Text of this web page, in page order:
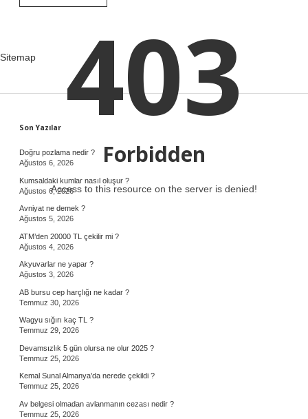
Yaşındaki
Okumalı
Sitemap
Sidebar
Son Yazılar
Doğru pozlama nedir ?
Ağustos 6, 2026
Kumsaldaki kumlar nasıl oluşur ?
Ağustos 6, 2026
Avniyat ne demek ?
Ağustos 5, 2026
ATM’den 20000 TL çekilir mi ?
Ağustos 4, 2026
Akyuvarlar ne yapar ?
Ağustos 3, 2026
AB bursu cep harçlığı ne kadar ?
Temmuz 30, 2026
Wagyu sığırı kaç TL ?
Temmuz 29, 2026
Devamsızlık 5 gün olursa ne olur 2025 ?
Temmuz 25, 2026
Kemal Sunal Almanya’da nerede çekildi ?
Temmuz 25, 2026
Av belgesi olmadan avlanmanın cezası nedir ?
Temmuz 25, 2026
403
Forbidden
Access to this resource on the server is denied!